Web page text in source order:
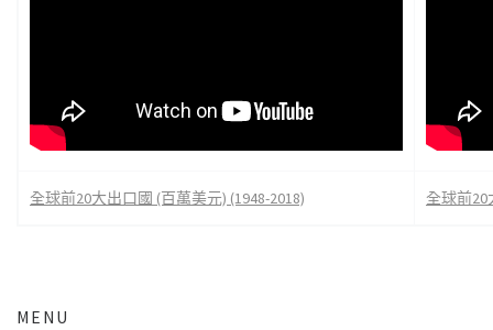
全球前20大出口國 (百萬美元) (1948-2018) 全球前20
MENU